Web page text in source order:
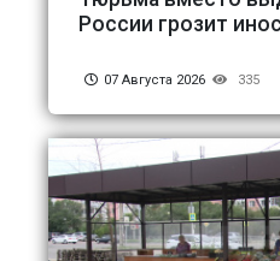
России грозит
07 Августа 2026 335